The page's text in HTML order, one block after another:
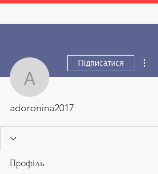
adoronina2017
Підписатися
adoronina2017
Профіль